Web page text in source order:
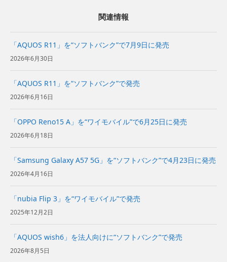
関連情報
「AQUOS R11」を“ソフトバンク”で7月9日に発売
2026年6月30日
「AQUOS R11」を“ソフトバンク”で発売
2026年6月16日
「OPPO Reno15 A」を“ワイモバイル”で6月25日に発売
2026年6月18日
「Samsung Galaxy A57 5G」を“ソフトバンク”で4月23日に発売
2026年4月16日
「nubia Flip 3」を“ワイモバイル”で発売
2025年12月2日
「AQUOS wish6」を法人向けに“ソフトバンク”で発売
2026年8月5日